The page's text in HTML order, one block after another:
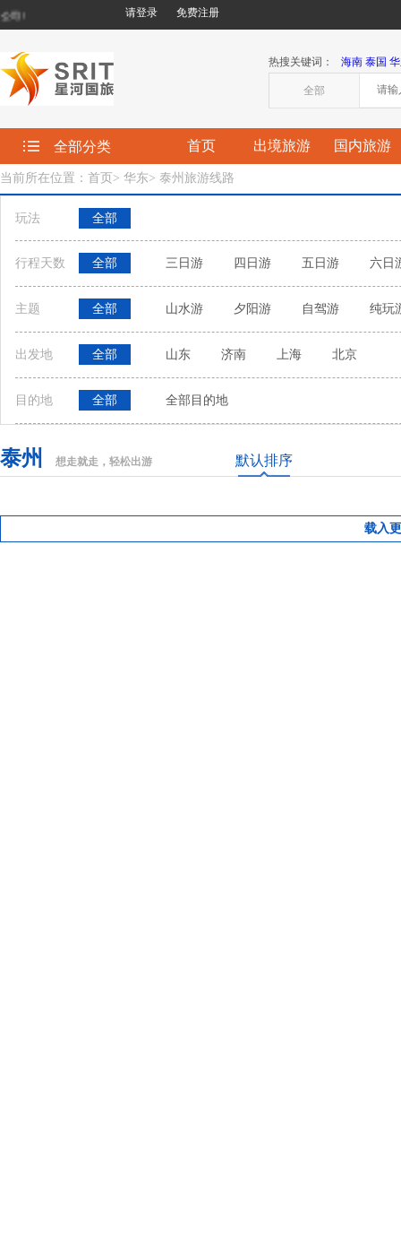
! 请登录 免费注册
热搜关键词： 海南 泰国
全部
全部分类 首页 出境旅游 国内旅游
当前所在位置：首页 > 华东> 泰州旅游线路
玩法 全部
行程天数 全部 三日游 四日游 五日游 六日
主题 全部 山水游 夕阳游 自驾游 纯玩
出发地 全部 山东 济南 上海 北京
目的地 全部 全部目的地
泰州 想走就走，轻松出游 默认排序
载入